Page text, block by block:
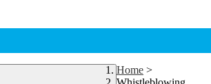
Home >